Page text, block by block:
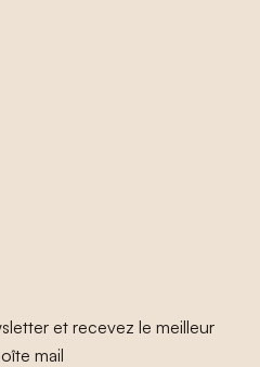
et recevez le meilleur
mail